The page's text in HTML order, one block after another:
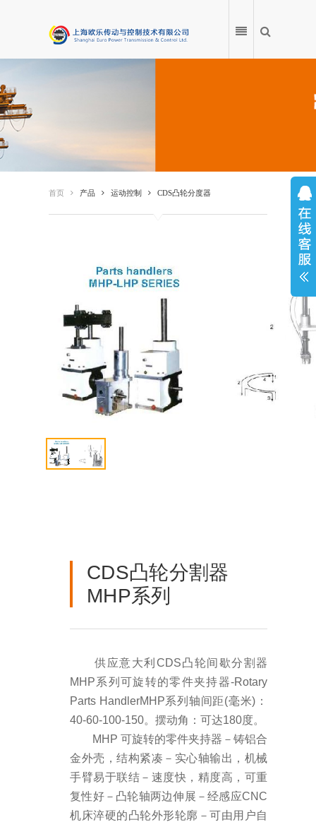
应用案例
服务中心
联系我们
ENGLISH
首页 产品 运动控制 CDS凸轮分度器
CDS凸轮分割器
MHP系列
供应意大利CDS凸轮间歇分割器
MHP系列可旋转的零件夹持器-Rotary
Parts HandlerMHP系列 轴间距(毫米)：
40-60-100-150。 摆动角：可达180度。
MHP 可旋转的零件夹持器 －铸铝合
金外壳，结构紧凑 －实心轴输出，机械
手臂易于联结 －速度快，精度高，可重
复性好－凸轮轴两边伸展 －经感应CNC
机床淬硬的凸轮外形轮廓 －可由用户自